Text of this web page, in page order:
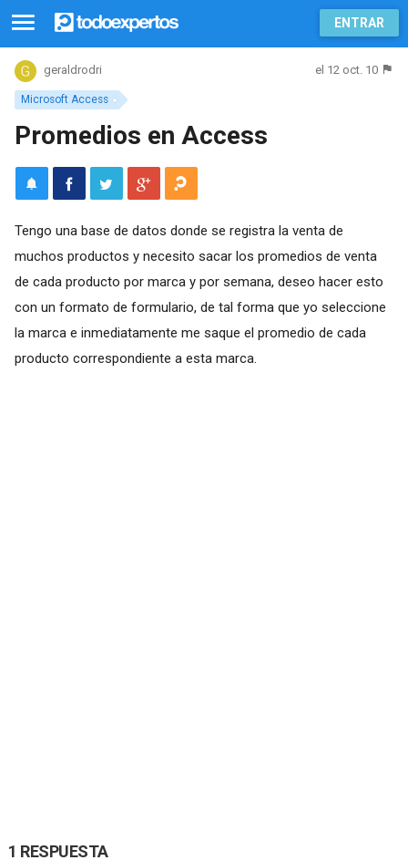
ENTRAR
Microsoft Access
geraldrodri el 12 oct. 10
Promedios en Access
Tengo una base de datos donde se registra la venta de
muchos productos y necesito sacar los promedios de venta
de cada producto por marca y por semana, deseo hacer esto
con un formato de formulario, de tal forma que yo seleccione
la marca e inmediatamente me saque el promedio de cada
producto correspondiente a esta marca.
1 RESPUESTA